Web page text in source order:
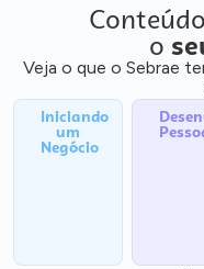
o
Veja o que o Sebrae
Iniciando
um
Negócio